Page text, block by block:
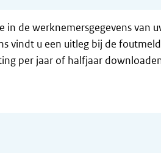
de werknemersgegevens van
vindt u een uitleg bij de
per jaar of halfjaar